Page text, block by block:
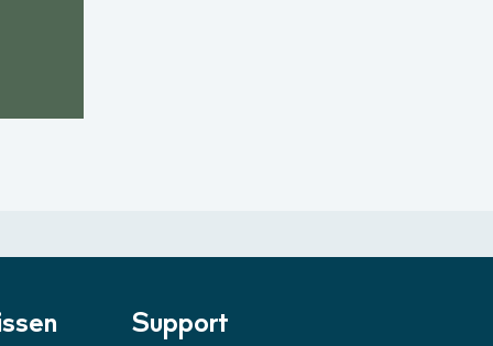
im Vergabeverfahren► 3:18 Min
von Angeboten Lektion
Support